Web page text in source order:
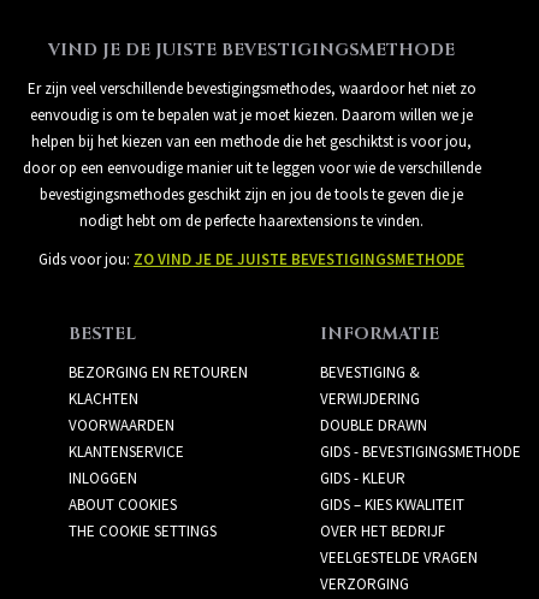
VIND JE DE JUISTE BEVESTIGINGSMETHODE
Er zijn veel verschillende bevestigingsmethodes, waardoor het niet zo
eenvoudig is om te bepalen wat je moet kiezen. Daarom willen we je
helpen bij het kiezen van een methode die het geschiktst is voor jou,
door op een eenvoudige manier uit te leggen voor wie de verschillende
bevestigingsmethodes geschikt zijn en jou de tools te geven die je
nodigt hebt om de perfecte haarextensions te vinden.
Gids voor jou: ZO VIND JE DE JUISTE BEVESTIGINGSMETHODE
BESTEL
BEZORGING EN RETOUREN
KLACHTEN
VOORWAARDEN
KLANTENSERVICE
INLOGGEN
ABOUT COOKIES
THE COOKIE SETTINGS
INFORMATIE
BEVESTIGING &
VERWIJDERING
DOUBLE DRAWN
GIDS - BEVESTIGINGSMETHODE
GIDS - KLEUR
GIDS – KIES KWALITEIT
OVER HET BEDRIJF
VEELGESTELDE VRAGEN
VERZORGING